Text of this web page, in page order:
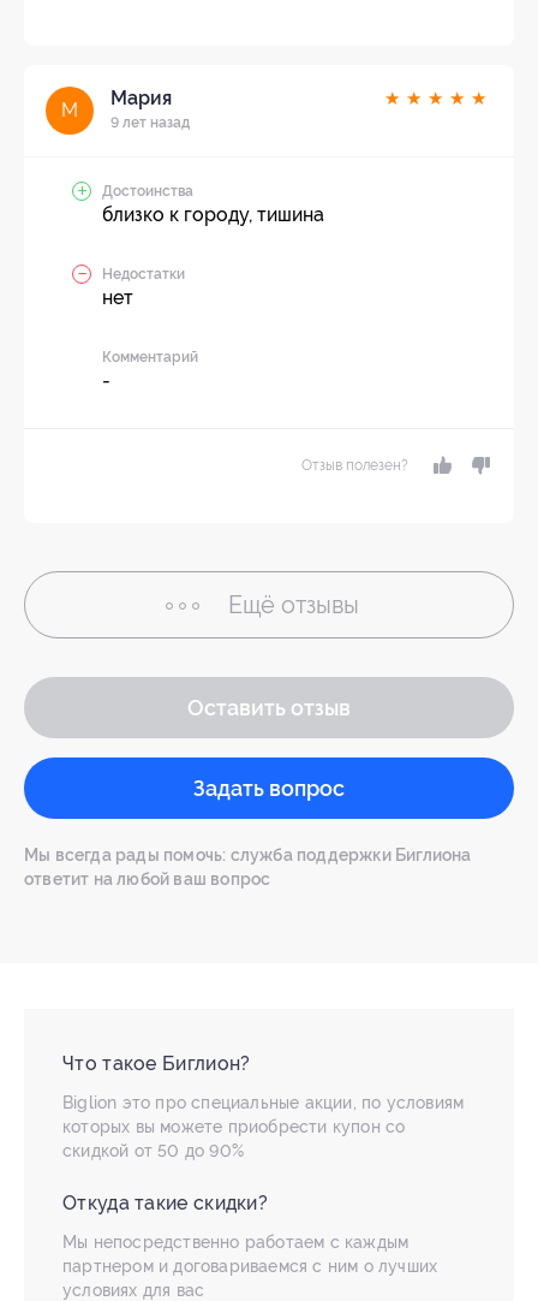
М
Мария
9 лет назад
★ ★ ★ ★ ★
Достоинства
близко к городу, тишина
Недостатки
нет
Комментарий
-
Отзыв полезен?
Ещё отзывы
Оставить отзыв
Задать вопрос
Мы всегда рады помочь: служба поддержки Биглиона
ответит на любой ваш вопрос
Что такое Биглион?
Biglion это про специальные акции, по условиям
которых вы можете приобрести купон со
скидкой от 50 до 90%
Откуда такие скидки?
Мы непосредственно работаем с каждым
партнером и договариваемся с ним о лучших
условиях для вас